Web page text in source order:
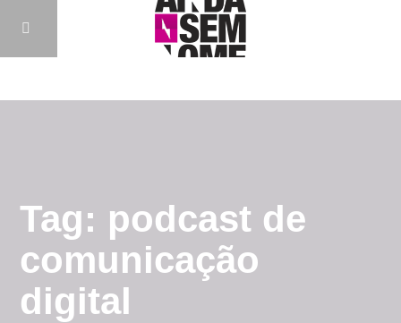
Tag: podcast de
comunicação
digital